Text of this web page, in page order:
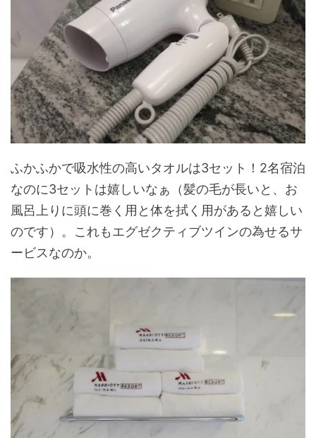
ふかふかで吸水性の高いタオルは3セット！2名宿泊
なのに3セットは嬉しいなぁ（髪の毛が長いと、お
風呂上りに頭に巻く用と体を拭く用があると嬉しい
のです）。これもエグゼクティブツインの為せるサ
ービスなのか。